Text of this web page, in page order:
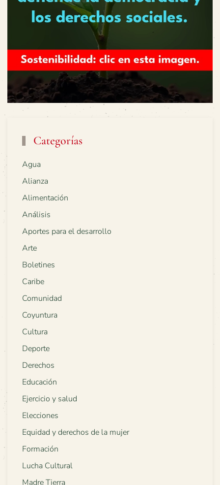
Categorías
Agua
Alianza
Alimentación
Análisis
Aportes para el desarrollo
Arte
Boletines
Caribe
Comunidad
Coyuntura
Cultura
Deporte
Derechos
Educación
Ejercicio y salud
Elecciones
Equidad y derechos de la mujer
Formación
Lucha Cultural
Madre Tierra